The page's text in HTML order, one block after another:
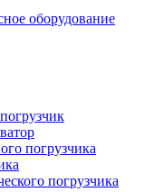
оборудование
погрузчика
погрузчика